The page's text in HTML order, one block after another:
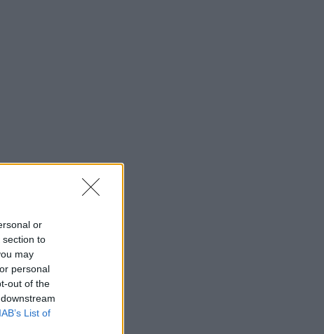
or
section to
may
personal
out of the
IAB’s List of